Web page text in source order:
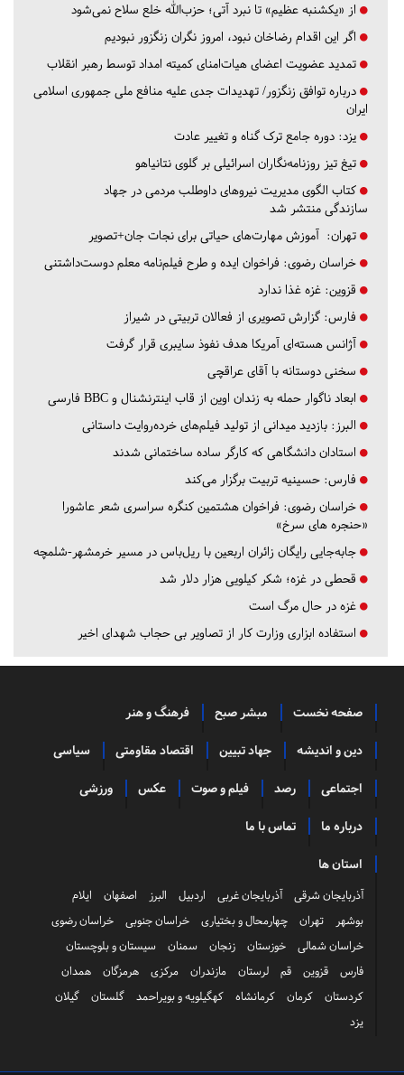
از «یکشنبه عظیم» تا نبرد آتی؛ حزب‌الله خلع سلاح نمی‌شود
اگر این اقدام رضاخان نبود، امروز نگران زنگزور نبودیم
تمدید عضویت اعضای هیات‌امنای کمیته امداد توسط رهبر انقلاب
درباره توافق زنگزور/ تهدیدات جدی علیه منافع ملی جمهوری اسلامی
ایران
یزد: دوره جامع ترک گناه و تغییر عادت
تیغ تیز روزنامه‌نگاران اسرائیلی بر گلوی نتانیاهو
کتاب الگوی مدیریت نیروهای داوطلب مردمی در جهاد
سازندگی منتشر شد
تهران: آموزش مهارت‌های حیاتی برای نجات جان+تصویر
خراسان رضوی: فراخوان ایده و طرح فیلم‌نامه معلم دوست‌داشتنی
قزوین: غزه غذا ندارد
فارس: گزارش تصویری از فعالان تربیتی در شیراز
آژانس هسته‌ای آمریکا هدف نفوذ سایبری قرار گرفت
سخنی دوستانه با آقای عراقچی
ابعاد ناگوار حمله به زندان اوین از قاب اینترنشنال و BBC فارسی
البرز: بازدید میدانی از تولید فیلم‌های خرده‌روایت داستانی
استادان دانشگاهی که کارگر ساده ساختمانی شدند
فارس: حسینیه تربیت برگزار می‌کند
خراسان رضوی: فراخوان هشتمین کنگره سراسری شعر عاشورا
«حنجره های سرخ»
جابه‌جایی رایگان زائران اربعین با ریل‌باس در مسیر خرمشهر-شلمچه
قحطی در غزه؛ شکر کیلویی هزار دلار شد
غزه در حال مرگ است
استفاده ابزاری وزارت کار از تصاویر بی حجاب شهدای اخیر
صفحه نخست مبشر صبح فرهنگ و هنر
دین و اندیشه جهاد تبیین اقتصاد مقاومتی سیاسی
اجتماعی رصد فیلم و صوت عکس ورزشی
درباره ما تماس با ما
استان ها
آذربایجان شرقی آذربایجان غربی اردبیل البرز اصفهان
ایلام
بوشهر
تهران چهارمحال و بختیاری خراسان جنوبی
خراسان رضوی
خراسان شمالی
خوزستان زنجان سمنان
سیستان و بلوچستان
فارس
قزوین قم لرستان مازندران مرکزی هرمزگان
همدان
کردستان
کرمان کرمانشاه کهگیلویه و بویراحمد گلستان
گیلان
یزد